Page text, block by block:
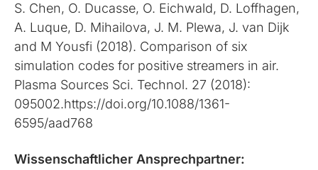
S. Chen, O. Ducasse, O. Eichwald, D. Loffhagen,
A. Luque, D. Mihailova, J. M. Plewa, J. van Dijk
and M Yousfi (2018). Comparison of six
simulation codes for positive streamers in air.
Plasma Sources Sci. Technol. 27 (2018):
095002.https://doi.org/10.1088/1361-
6595/aad768
Wissenschaftlicher Ansprechpartner: